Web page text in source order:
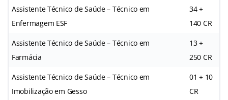
Assistente Técnico de Saúde – Técnico em
Enfermagem ESF
34 +
140 CR
Assistente Técnico de Saúde – Técnico em
Farmácia
13 +
250 CR
Assistente Técnico de Saúde – Técnico em
Imobilização em Gesso
01 + 10
CR